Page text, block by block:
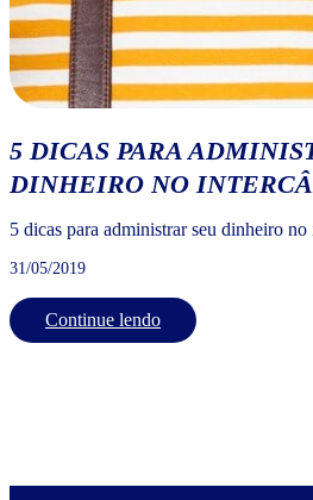
5 DICAS PARA
DINHEIRO NO
5 dicas para administrar seu dinheiro
31/05/2019
Continue lendo